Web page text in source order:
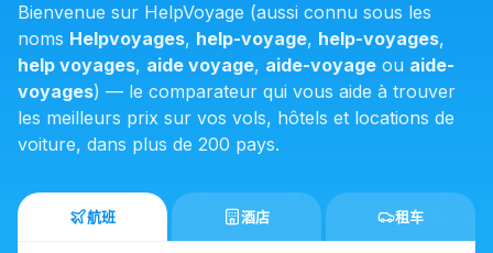
Bienvenue sur HelpVoyage (aussi connu sous les
noms Helpvoyages, help-voyage, help-voyages,
help voyages, aide voyage, aide-voyage ou aide-
voyages) — le comparateur qui vous aide à trouver
les meilleurs prix sur vos vols, hôtels et locations de
voiture, dans plus de 200 pays.
航班 酒店 租车